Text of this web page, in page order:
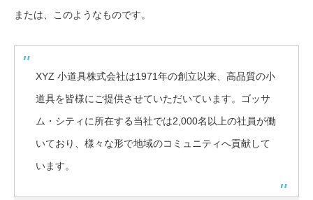
または、このようなものです。
XYZ 小道具株式会社は1971年の創立以来、高品質の小
道具を皆様にご提供させていただいています。ゴッサ
ム・シティに所在する当社では2,000名以上の社員が働
いており、様々な形で地域のコミュニティへ貢献して
います。